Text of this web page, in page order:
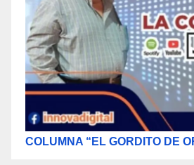
COLUMNA “EL GORDITO DE